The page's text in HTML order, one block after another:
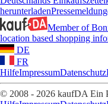
herunterladen
Member of
location based shopping
DE
FR
HilfeImpressumDatenschutz
© 2008 - 2026 kaufDA Ein